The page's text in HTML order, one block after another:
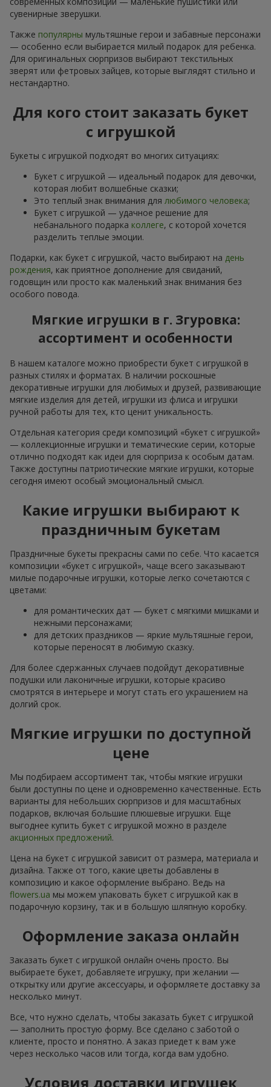
сувенирные зверушки.
Также популярны мультяшные герои и забавные персонажи
— особенно если выбирается милый подарок для ребенка.
Для оригинальных сюрпризов выбирают текстильных
зверят или фетровых зайцев, которые выглядят стильно и
нестандартно.
Для кого стоит заказать букет
с игрушкой
Букеты с игрушкой подходят во многих ситуациях:
Букет с игрушкой — идеальный подарок для девочки,
которая любит волшебные сказки;
Это теплый знак внимания для любимого человека;
Букет с игрушкой — удачное решение для
небанального подарка коллеге, с которой хочется
разделить теплые эмоции.
Подарки, как букет с игрушкой, часто выбирают на день
рождения, как приятное дополнение для свиданий,
годовщин или просто как маленький знак внимания без
особого повода.
Мягкие игрушки в г. Згуровка:
ассортимент и особенности
В нашем каталоге можно приобрести букет с игрушкой в
разных стилях и форматах. В наличии роскошные
декоративные игрушки для любимых и друзей, развивающие
мягкие изделия для детей, игрушки из флиса и игрушки
ручной работы для тех, кто ценит уникальность.
Отдельная категория среди композиций «букет с игрушкой»
— коллекционные игрушки и тематические серии, которые
отлично подходят как идеи для сюрприза к особым датам.
Также доступны патриотические мягкие игрушки, которые
сегодня имеют особый эмоциональный смысл.
Какие игрушки выбирают к
праздничным букетам
Праздничные букеты прекрасны сами по себе. Что касается
композиции «букет с игрушкой», чаще всего заказывают
милые подарочные игрушки, которые легко сочетаются с
цветами:
для романтических дат — букет с мягкими мишками и
нежными персонажами;
для детских праздников — яркие мультяшные герои,
которые переносят в любимую сказку.
Для более сдержанных случаев подойдут декоративные
подушки или лаконичные игрушки, которые красиво
смотрятся в интерьере и могут стать его украшением на
долгий срок.
Мягкие игрушки по доступной
цене
Мы подбираем ассортимент так, чтобы мягкие игрушки
были доступны по цене и одновременно качественные. Есть
варианты для небольших сюрпризов и для масштабных
подарков, включая большие плюшевые игрушки. Еще
выгоднее купить букет с игрушкой можно в разделе
акционных предложений.
Цена на букет с игрушкой зависит от размера, материала и
дизайна. Также от того, какие цветы добавлены в
композицию и какое оформление выбрано. Ведь на
flowers.ua мы можем упаковать букет с игрушкой как в
подарочную корзину, так и в большую шляпную коробку.
Оформление заказа онлайн
Заказать букет с игрушкой онлайн очень просто. Вы
выбираете букет, добавляете игрушку, при желании —
открытку или другие аксессуары, и оформляете доставку за
несколько минут.
Все, что нужно сделать, чтобы заказать букет с игрушкой
— заполнить простую форму. Все сделано с заботой о
клиенте, просто и понятно. А заказ приедет к вам уже
через несколько часов или тогда, когда вам удобно.
Условия доставки игрушек